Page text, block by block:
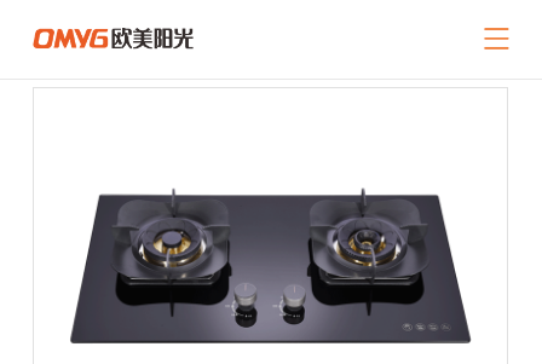
网站导航
关于我们
新闻中心
招商加盟
服务支持
联系我们